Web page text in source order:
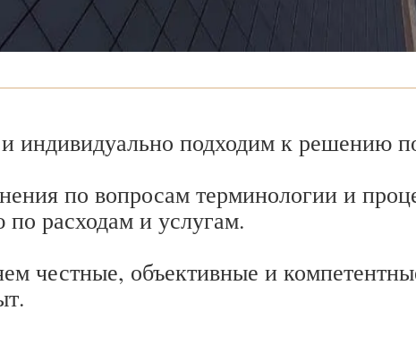
индивидуально подходим к решению
по вопросам терминологии и
по расходам и услугам.
честные, объективные и